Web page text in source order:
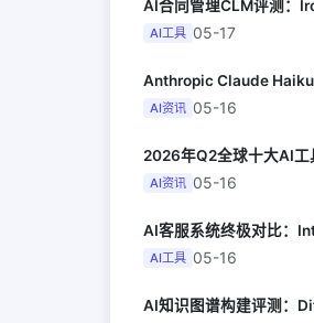
AI工具 05-17
AI资讯 05-16
AI资讯 05-16
AI工具 05-16